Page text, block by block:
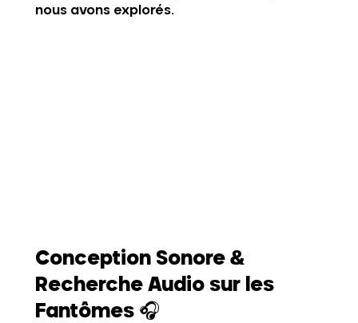
nous avons explorés.
Conception Sonore &
Recherche Audio sur les
Fantômes 🎧